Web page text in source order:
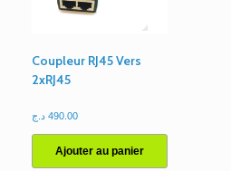
256G
Coupleur RJ45 Vers
2xRJ45
490.00 د.ج
Ajouter au panier